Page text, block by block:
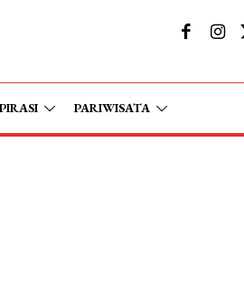
PARIWISATA